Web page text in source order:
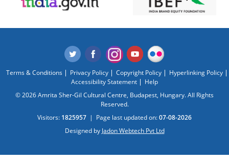
Terms & Conditions Privacy Policy Copyright Policy
Hyperlinking Policy
Accessibility Statement
Help
© 2026 Amrita Sher-Gil Cultural Centre, Budapest, Hungary. All Rights
Reserved.
Visitors: 1825957 | Page last updated on:07-08-2026
Designed by Jadon Webtech Pvt Ltd